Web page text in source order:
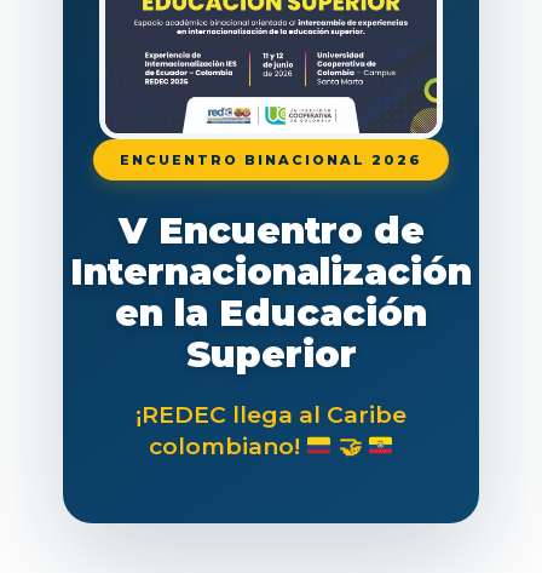
ENCUENTRO BINACIONAL 2026
V Encuentro de
Internacionalización
en la Educación
Superior
¡REDEC llega al Caribe
colombiano!
🤝